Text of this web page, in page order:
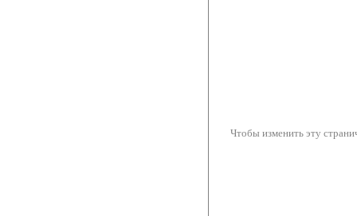
Чтобы изменить эту